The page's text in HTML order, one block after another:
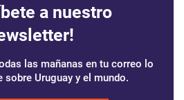
a nuestro
las mañanas en tu correo lo
sobre Uruguay y el mundo.